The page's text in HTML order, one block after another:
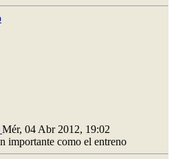
Mér, 04 Abr 2012, 19:02
importante como el entreno